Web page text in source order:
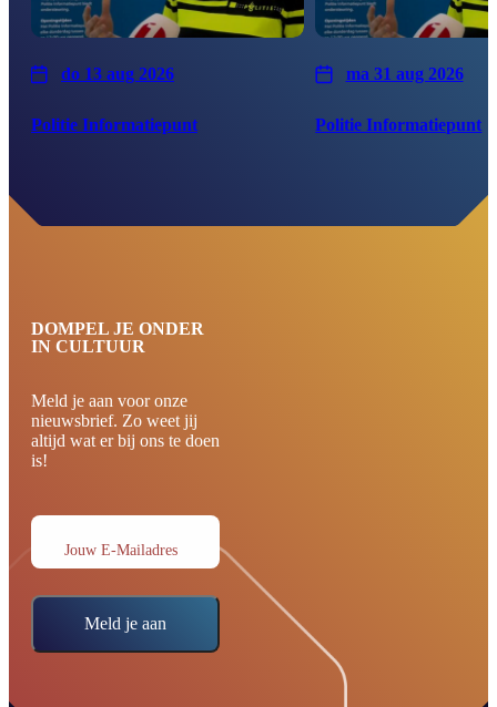
do 13 aug 2026
Politie Informatiepunt
ma 31 aug 2026
Politie Informatiepunt
DOMPEL JE ONDER
IN CULTUUR
Meld je aan voor onze
nieuwsbrief. Zo weet jij
altijd wat er bij ons te doen
is!
Jouw E-Mailadres
Meld je aan